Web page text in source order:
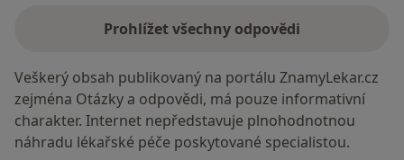
Prohlížet všechny odpovědi
Veškerý obsah publikovaný na portálu ZnamyLekar.cz
zejména Otázky a odpovědi, má pouze informativní
charakter. Internet nepředstavuje plnohodnotnou
náhradu lékařské péče poskytované specialistou.